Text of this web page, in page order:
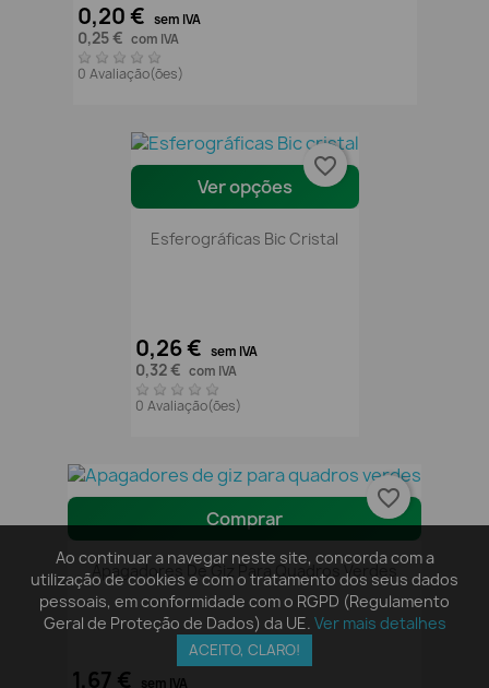
0,20 € sem IVA
0,25 € com IVA
0 Avaliação(ões)
Ver opções
Esferográficas Bic Cristal
0,26 € sem IVA
0,32 € com IVA
0 Avaliação(ões)
favorite_border
Comprar
Apagadores De Giz Para Quadros Verdes
1,67 € sem IVA
favorite_border
Ao continuar a navegar neste site, concorda com a
utilização de cookies e com o tratamento dos seus dados
pessoais, em conformidade com o RGPD (Regulamento
Geral de Proteção de Dados) da UE. Ver mais detalhes
ACEITO, CLARO!